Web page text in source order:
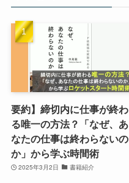
要約】締切内に仕事が終わ
る唯一の方法？「なぜ、あ
なたの仕事は終わらないの
か」から学ぶ時間術
2025年3月2日 書籍紹介